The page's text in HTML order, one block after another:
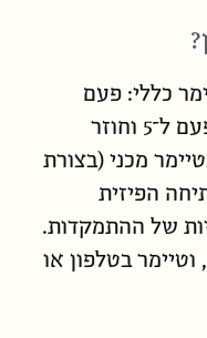
כללי: פעם
אחת לכוון אותו ל־25 דקות, פעם ל־5 וחוזר
מכני (בצורת
הפיזית
של ההתמקדות.
בטלפון או